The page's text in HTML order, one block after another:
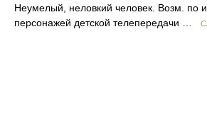
Неумелый, неловкий человек. Возм. по
персонажей детской телепередачи …